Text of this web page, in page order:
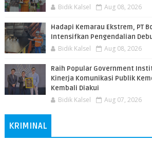
Bidik Kalsel Aug 08, 2026
​Hadapi Kemarau Ekstrem, PT
Intensifkan Pengendalian
Bidik Kalsel Aug 08, 2026
Raih Popular Government
Kinerja Komunikasi Publik
Kembali Diakui
Bidik Kalsel Aug 07, 2026
KRIMINAL